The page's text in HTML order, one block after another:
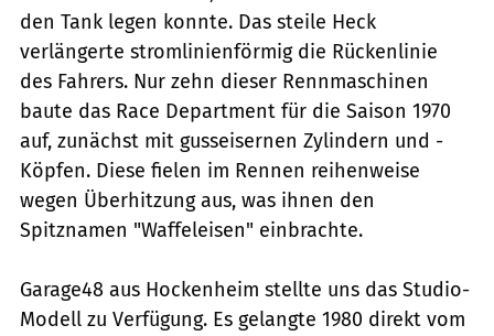
den Tank legen konnte. Das steile Heck
verlängerte stromlinienförmig die Rückenlinie
des Fahrers. Nur zehn dieser Rennmaschinen
baute das Race Department für die Saison 1970
auf, zunächst mit gusseisernen Zylindern und -
Köpfen. Diese fielen im Rennen reihenweise
wegen Überhitzung aus, was ihnen den
Spitznamen "Waffeleisen" einbrachte.
Garage48 aus Hockenheim stellte uns das Studio-
Modell zu Verfügung. Es gelangte 1980 direkt vom